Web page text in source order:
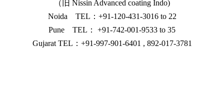
（旧 Nissin Advanced coating Indo)
Noida TEL：+91-120-431-3016 to 22
Pune TEL： +91-742-001-9533 to 35
Gujarat TEL：+91-997-901-6401 , 892-017-3781